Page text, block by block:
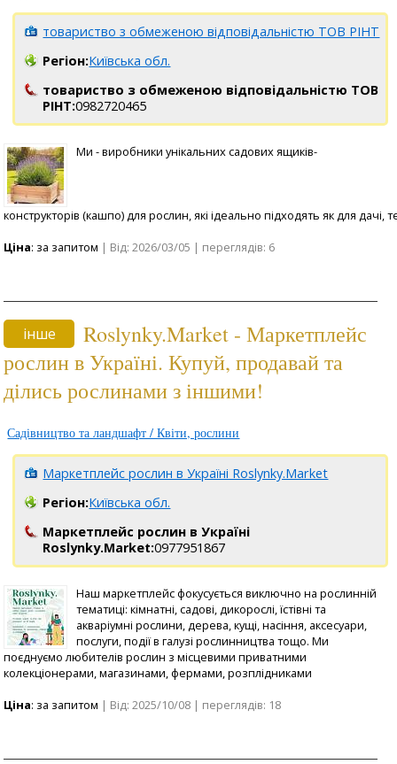
товариство з обмеженою відповідальністю ТОВ РІНТ
Регіон:Київська обл.
товариство з обмеженою відповідальністю ТОВ
РІНТ:0982720465
Ми - виробники унікальних садових ящиків-
конструкторів (кашпо) для рослин, які ідеально підходять як для дачі,
Ціна: за запитом | Від: 2026/03/05 | переглядів: 6
інше
Roslynky.Market - Маркетплейс
рослин в Україні. Купуй, продавай та
ділись рослинами з іншими!
Садівництво та ландшафт / Квіти, рослини
Маркетплейс рослин в Україні Roslynky.Market
Регіон:Київська обл.
Маркетплейс рослин в Україні
Roslynky.Market:0977951867
Наш маркетплейс фокусується виключно на рослинній
тематиці: кімнатні, садові, дикорослі, їстівні та
акваріумні рослини, дерева, кущі, насіння, аксесуари,
послуги, події в галузі рослинництва тощо. Ми
поєднуємо любителів рослин з місцевими приватними
колекціонерами, магазинами, фермами, розплідниками
Ціна: за запитом | Від: 2025/10/08 | переглядів: 18